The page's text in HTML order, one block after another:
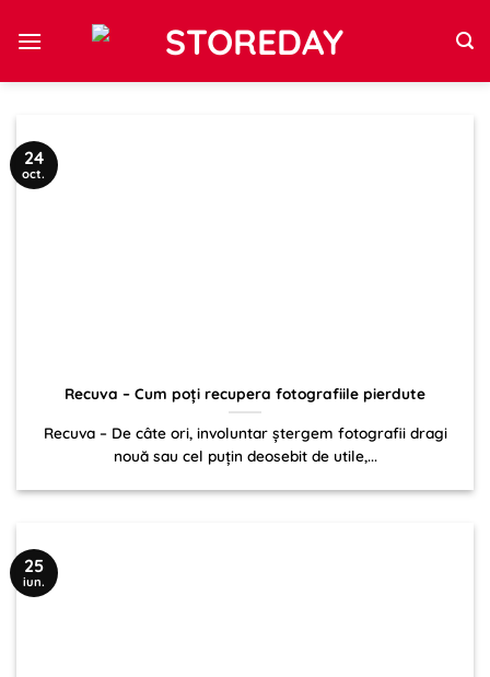
Recuva – Cum poți recupera fotografiile pierdute
Recuva – De câte ori, involuntar ștergem fotografii dragi
nouă sau cel puțin deosebit de utile,...
24
oct.
25
iun.